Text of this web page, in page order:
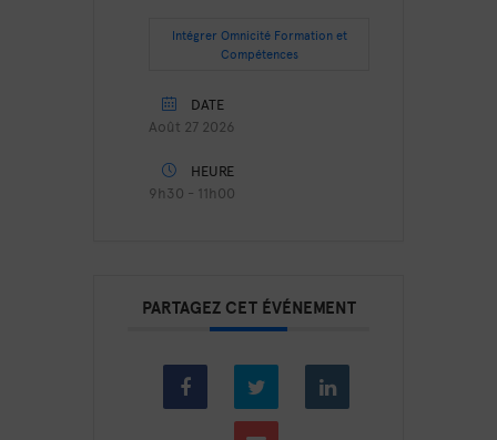
Intégrer Omnicité Formation et
Compétences
DATE
Août 27 2026
HEURE
9h30 - 11h00
PARTAGEZ CET ÉVÉNEMENT